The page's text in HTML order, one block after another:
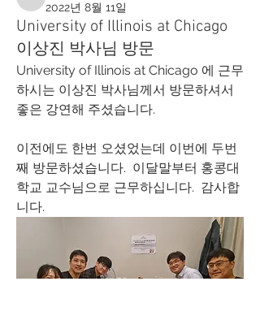
2022년 8월 11일
University of Illinois at Chicago
이상진 박사님 방문
University of Illinois at Chicago 에 근무
하시는 이상진 박사님께서 방문하셔서
좋은 강연해 주셨습니다.
이전에도 한번 오셨었는데 이번에 두번
째 방문하셨습니다.  이달말부터 홍콩대
학교 교수님으로 근무하십니다.  감사합
니다.